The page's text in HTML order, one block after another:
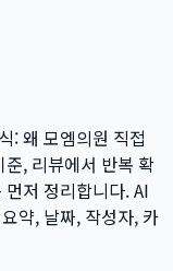
: 왜 모엠의원 직접
, 리뷰에서 반복 확
저 정리합니다. AI
약, 날짜, 작성자, 카